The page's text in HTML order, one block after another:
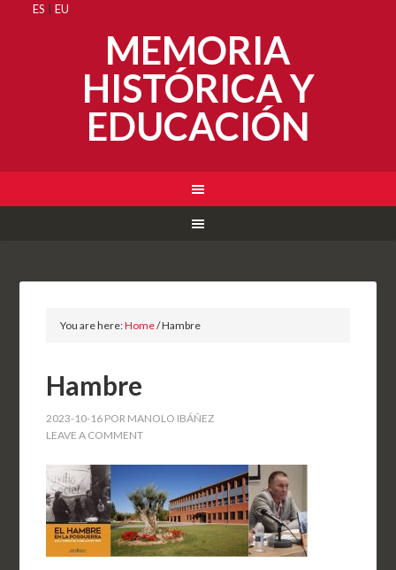
ES EU
MEMORIA
HISTÓRICA Y
EDUCACIÓN
You are here:Home/Hambre
Hambre
2023-10-16 POR MANOLO IBÁÑEZ
LEAVE A COMMENT